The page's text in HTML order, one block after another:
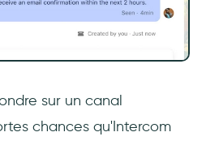
sur un canal
chances qu'Intercom